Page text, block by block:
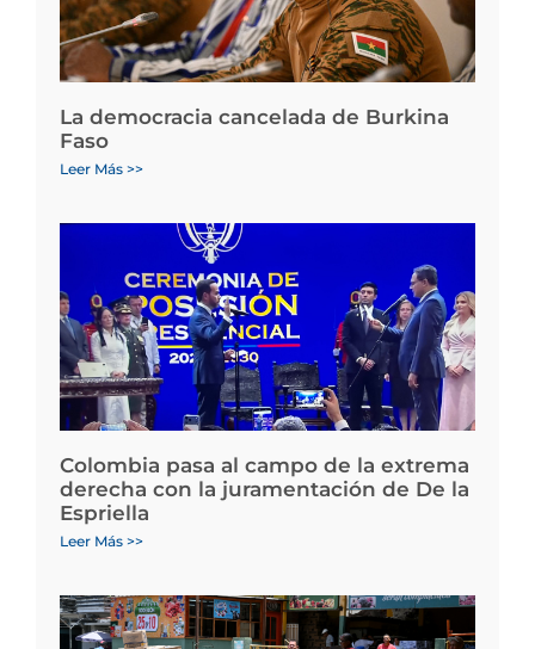
La democracia cancelada de Burkina
Faso
Leer Más >>
Colombia pasa al campo de la extrema
derecha con la juramentación de De la
Espriella
Leer Más >>